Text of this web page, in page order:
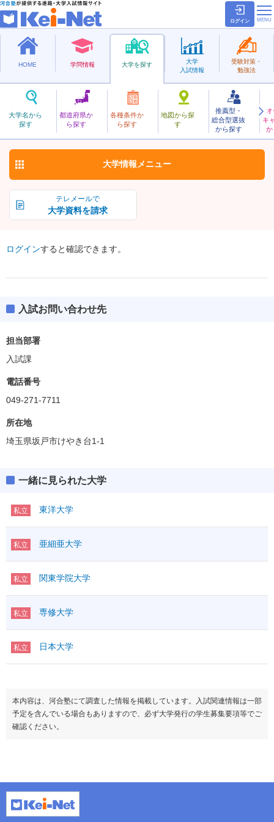
ログイン
HOME 学問情報 大学を探す
大学名から
探す
都道府県か
ら探す
各種条件か
ら探す
地図から探
す
推薦型・
総合型選抜
から探す
キ
か
大学
入試情報
受験対策・
勉強法
私立
じょうさい
城西大学 お気に入り
テレメールで
大学資料を請求
大学情報 メニュー
ログインすると確認できます。
入試お問い合わせ先
担当部署
入試課
電話番号
049-271-7711
所在地
埼玉県坂戸市けやき台1-1
一緒に見られた大学
私立 東洋大学
私立 亜細亜大学
私立 関東学院大学
私立 専修大学
私立 日本大学
本内容は、河合塾にて調査した情報を掲載しています。入試関連情報は一部
予定を含んでいる場合もありますので、必ず大学発行の学生募集要項等でご
確認ください。